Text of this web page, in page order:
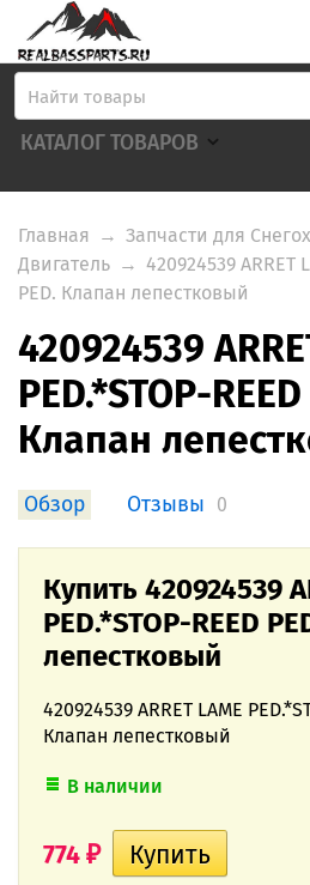
КАТАЛОГ ТОВАРОВ
Главная → Запчасти для
Двигатель → 420924539 ARRET
PED. Клапан лепестковый
420924539
PED.*STOP-
Клапан
Обзор Отзывы 0
Купить 420924539
PED.*STOP-REED
лепестковый
420924539 ARRET LAME
Клапан лепестковый
В наличии
774 ₽